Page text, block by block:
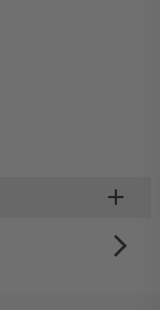
Warenkorbadd
arrow_forward_ios